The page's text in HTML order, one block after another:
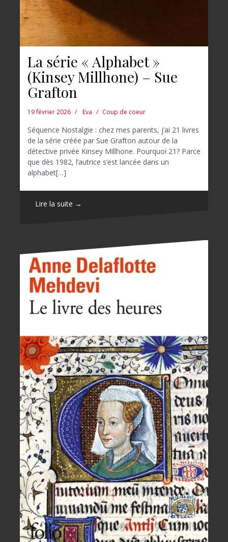
La série « Alphabet »
(Kinsey Millhone) – Sue
Grafton
19 février 2026 Eva Coup de coeur
Séquence Nostalgie : chez mes parents, j’ai 21 livres
de la série créée par Sue Grafton autour de la
détective privée Kinsey Millhone. Pourquoi 21? Parce
que dès 1982, l’autrice s’est lancée dans un
alphabet[…]
Lire la suite →